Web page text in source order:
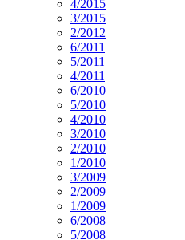
4/2015
3/2015
2/2012
6/2011
5/2011
4/2011
6/2010
5/2010
4/2010
3/2010
2/2010
1/2010
3/2009
2/2009
1/2009
6/2008
5/2008